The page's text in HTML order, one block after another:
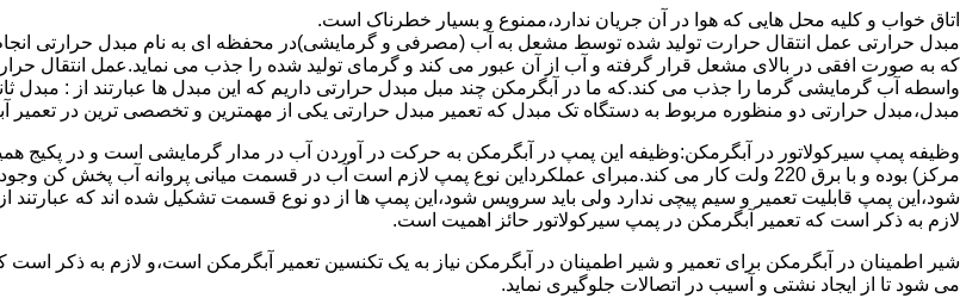
اتاق خواب و کلیه محل هایی که هوا در آن جریان ندارد،ممنوع و بسیار خطرناک است.
مبدل حرارتی عمل انتقال حرارت تولید شده توسط مشعل به آب (مصرفی و گرمایشی)در محفظه ای به نام مبدل حرارتی
که به صورت افقی در بالای مشعل قرار گرفته و آب از آن عبور می کند و گرمای تولید شده را جذب می نماید.عمل انتقال
واسطه آب گرمایشی گرما را جذب می کند.که ما در آبگرمکن چند مبل مبدل حرارتی داریم که این مبدل ها عبارتند از : مبدل
مبدل،مبدل حرارتی دو منظوره مربوط به دستگاه تک مبدل که تعمیر مبدل حرارتی یکی از مهمترین و تخصصی ترین در تعمیر
وظیفه پمپ سیرکولاتور در آبگرمکن:وظیفه این پمپ در آبگرمکن به حرکت در آوردن آب در مدار گرمایشی است و در پکیج
مرکز) بوده و با برق 220 ولت کار می کند.مبرای عملکرداین نوع پمپ لازم است آب در قسمت میانی پروانه آب
شود،این پمپ قابلیت تعمیر و سیم پیچی ندارد ولی باید سرویس شود،این پمپ ها از دو نوع قسمت تشکیل شده اند که
لازم به ذکر است که تعمیر آبگرمکن در پمپ سیرکولاتور حائز اهمیت است.
شیر اطمینان در آبگرمکن برای تعمیر و شیر اطمینان در آبگرمکن نیاز به یک تکنسین تعمیر آبگرمکن است،و لازم به ذکر
می شود تا از ایجاد نشتی و آسیب در اتصالات جلوگیری نماید.